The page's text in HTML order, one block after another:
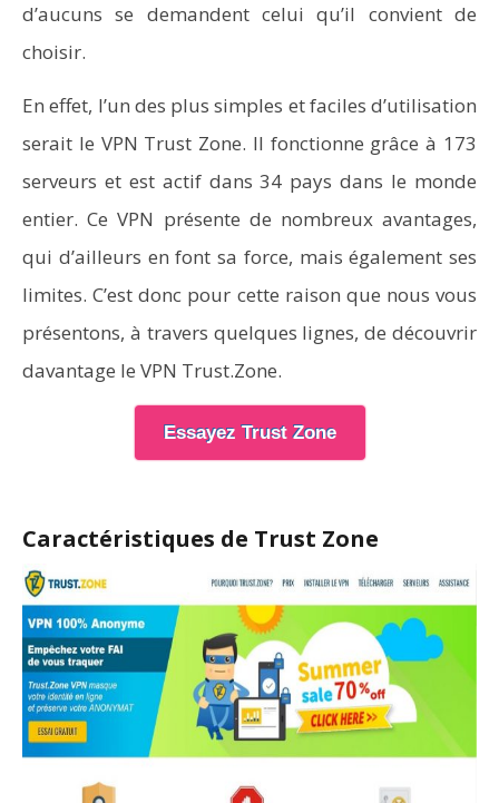
d’aucuns se demandent celui qu’il convient de
choisir.
En effet, l’un des plus simples et faciles d’utilisation
serait le VPN Trust Zone. Il fonctionne grâce à 173
serveurs et est actif dans 34 pays dans le monde
entier. Ce VPN présente de nombreux avantages,
qui d’ailleurs en font sa force, mais également ses
limites. C’est donc pour cette raison que nous vous
présentons, à travers quelques lignes, de découvrir
davantage le VPN Trust.Zone.
Essayez Trust Zone
Caractéristiques de Trust Zone